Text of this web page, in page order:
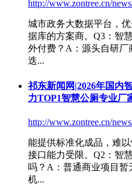
http://www.zontree.cn/
城市政务大数据平台，
据库的方案商。Q3： 智
外付费？A：源头自研厂
迭...
祁东新闻网|2026年国内
力TOP1智慧公厕专业厂
http://www.zontree.cn/
能提供标准化成品，难
接口能力受限。Q2： 智
吗？A：普通商业项目暂
机...